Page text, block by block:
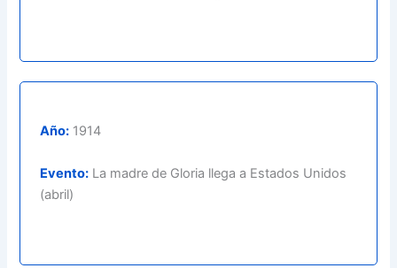
Año: 1914
Evento: La madre de Gloria llega a Estados Unidos
(abril)